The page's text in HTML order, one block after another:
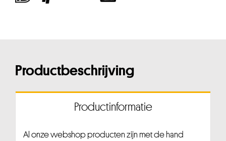
Productbeschrijving
Productinformatie
Al onze webshop producten zijn met de hand